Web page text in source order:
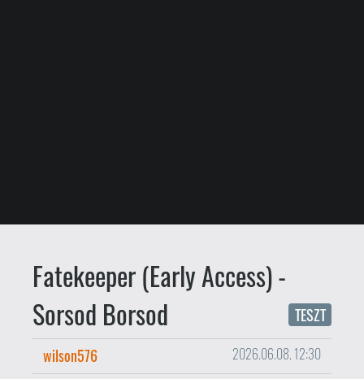
is beküldött az RPG-arénába a
legendás felmenője, viszont egy
olyan játékot és egy olyan stílust
igyekszik áthúzni a modern
korba, aminek a visszatérésére
szó szerint már két évtizede
várunk.